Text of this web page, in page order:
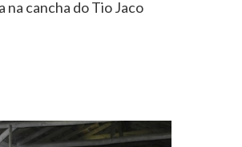
na cancha do Tio Jaco